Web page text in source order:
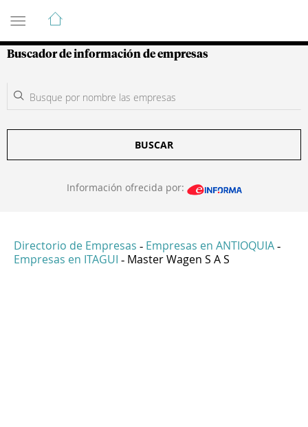
Guía de Empresas Colombianas
Buscador de información de empresas
BUSCAR
Información ofrecida por:
Directorio de Empresas - Empresas en ANTIOQUIA -
Empresas en ITAGUI - Master Wagen S A S